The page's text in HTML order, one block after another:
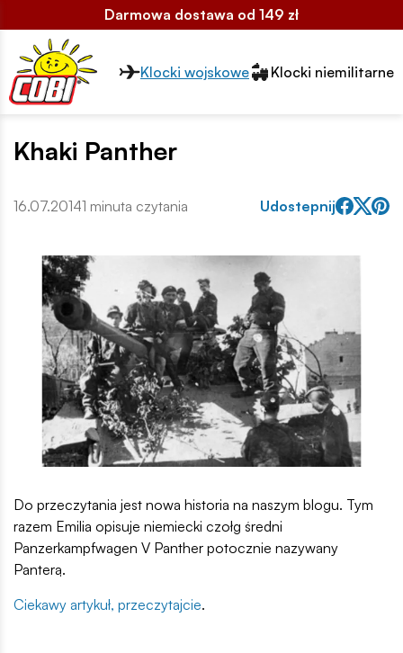
Darmowa dostawa od 149 zł
Przełącznik segmentów2
Klocki wojskowe Klocki niemilitarne
Khaki Panther
16.07.20141 minuta czytania Udostepnij
Do przeczytania jest nowa historia na naszym blogu. Tym
razem Emilia opisuje niemiecki czołg średni
Panzerkampfwagen V Panther potocznie nazywany
Panterą.
Ciekawy artykuł, przeczytajcie.